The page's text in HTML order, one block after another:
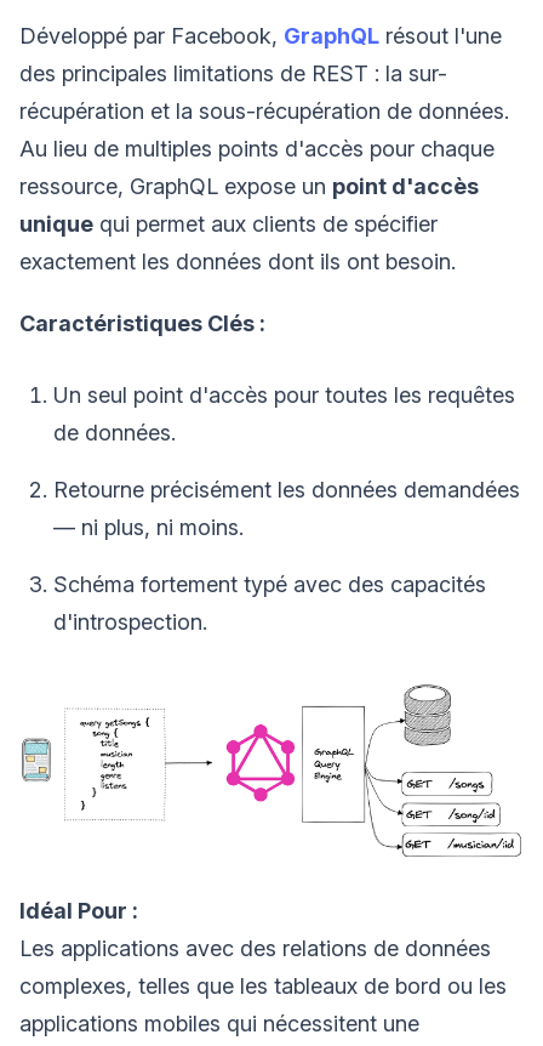
Développé par Facebook, GraphQL résout l'une
des principales limitations de REST : la sur-
récupération et la sous-récupération de données.
Au lieu de multiples points d'accès pour chaque
ressource, GraphQL expose un point d'accès
unique qui permet aux clients de spécifier
exactement les données dont ils ont besoin.
Caractéristiques Clés :
Un seul point d'accès pour toutes les requêtes
de données.
Retourne précisément les données demandées
— ni plus, ni moins.
Schéma fortement typé avec des capacités
d'introspection.
Idéal Pour :
Les applications avec des relations de données
complexes, telles que les tableaux de bord ou les
applications mobiles qui nécessitent une